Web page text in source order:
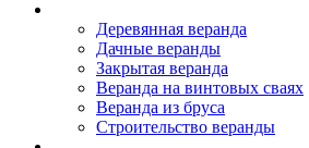
Деревянная веранда
Дачные веранды
Закрытая веранда
Веранда на винтовых сваях
Веранда из бруса
Строительство веранды